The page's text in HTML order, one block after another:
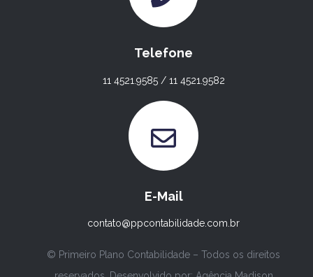
Telefone
11 4521.9585 / 11 4521.9582
E-Mail
contato@ppcontabilidade.com.br
© Primeiro Plano Contabilidade – Todos os direitos